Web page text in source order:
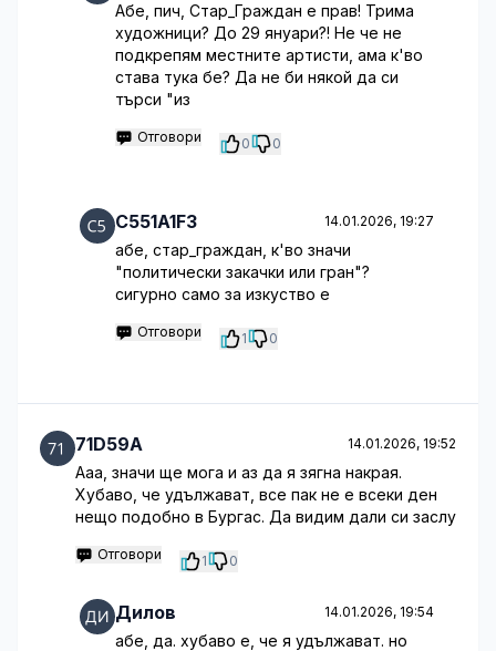
Абе, пич, Стар_Граждан е прав! Трима
художници? До 29 януари?! Не че не
подкрепям местните артисти, ама к'во
става тука бе? Да не би някой да си
търси "из
Отговори 0 0
C551A1F3 14.01.2026, 19:27
абе, стар_граждан, к'во значи
"политически закачки или гран"?
сигурно само за изкуство е
Отговори 1 0
71D59A 14.01.2026, 19:52
Ааа, значи ще мога и аз да я зягна накрая.
Хубаво, че удължават, все пак не е всеки ден
нещо подобно в Бургас. Да видим дали си заслу
Отговори 1 0
Дилов 14.01.2026, 19:54
абе, да. хубаво е, че я удължават. но